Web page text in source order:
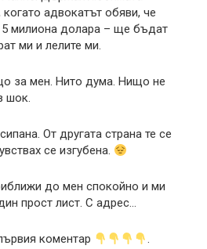
адвокатът обяви, че
5 милиона долара – ще бъдат
ми и лелите ми.
за мен. Нито дума. Нищо не
шок.
От другата страна те се
се изгубена.
до мен спокойно и ми
прост лист. С адрес…
коментар .